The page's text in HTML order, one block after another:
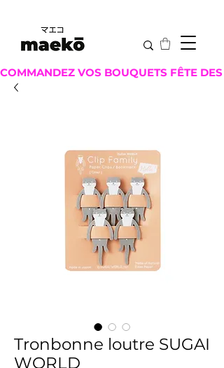
COMMANDEZ VOS BOUQUETS FÊTE DES
Tronbonne loutre SUGAI
WORLD